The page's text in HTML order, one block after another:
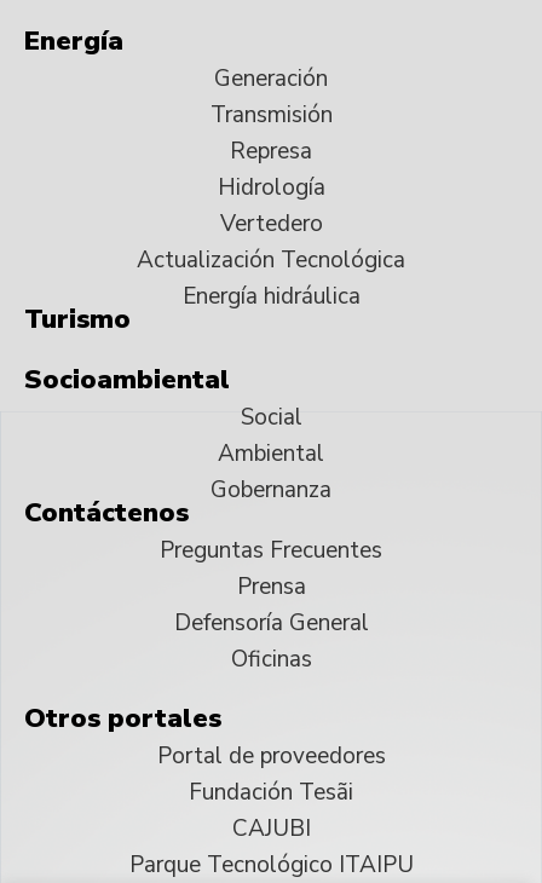
Energía
Generación
Transmisión
Represa
Hidrología
Vertedero
Actualización Tecnológica
Energía hidráulica
Turismo
Socioambiental
Social
Ambiental
Gobernanza
Contáctenos
Preguntas Frecuentes
Prensa
Defensoría General
Oficinas
Otros portales
Portal de proveedores
Fundación Tesãi
CAJUBI
Parque Tecnológico ITAIPU